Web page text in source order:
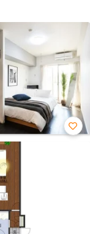
お気